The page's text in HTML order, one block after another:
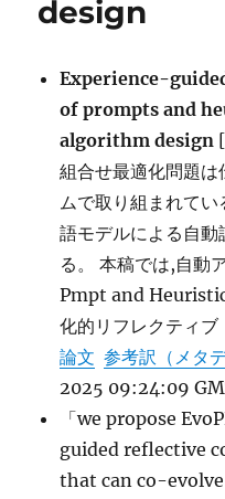
design
Experience-
of prompts and
algorithm design
組合せ最適化問題
ムで取り組まれて
語モデルによる自
る。 本稿では,自動
Pmpt and
化的リフレクティブ
論文 参考訳（メタデ
2025 09:24:09
「we propose
guided reflective
that can co-